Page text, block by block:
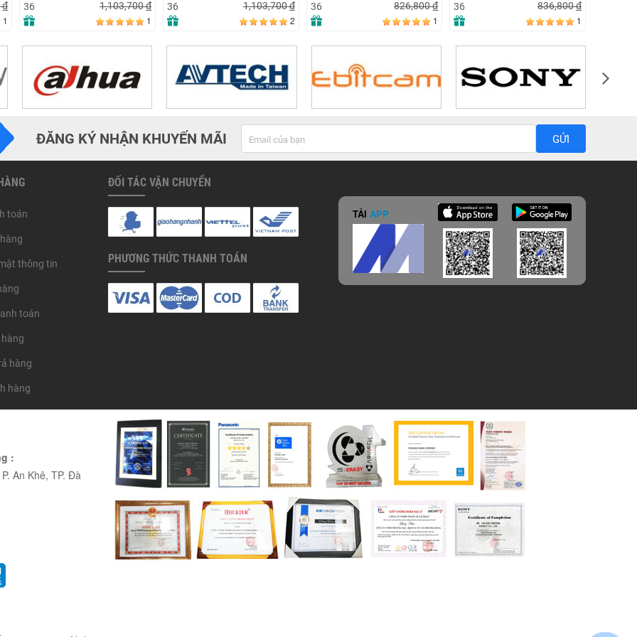
đ
1
36
1,103,700đ
1
36
1,103,700đ
2
36
826,800đ
1
36
836,800đ
1
ĐĂNG KÝ NHẬN KHUYẾN MÃI GỬI
toán
thông tin
toán
hàng
hàng
ĐỐI TÁC VẬN CHUYỂN
PHƯƠNG THỨC THANH TOÁN
TẢI APP
:
An Khê, TP. Đà